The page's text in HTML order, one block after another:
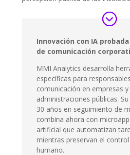
Innovación con IA
de comunicación
MMI Analytics desarrolla
específicas para
comunicación en empresas y
administraciones públicas.
30 años en seguimiento de
combina ahora con
artificial que automatizan
mientras preservan el
humano.